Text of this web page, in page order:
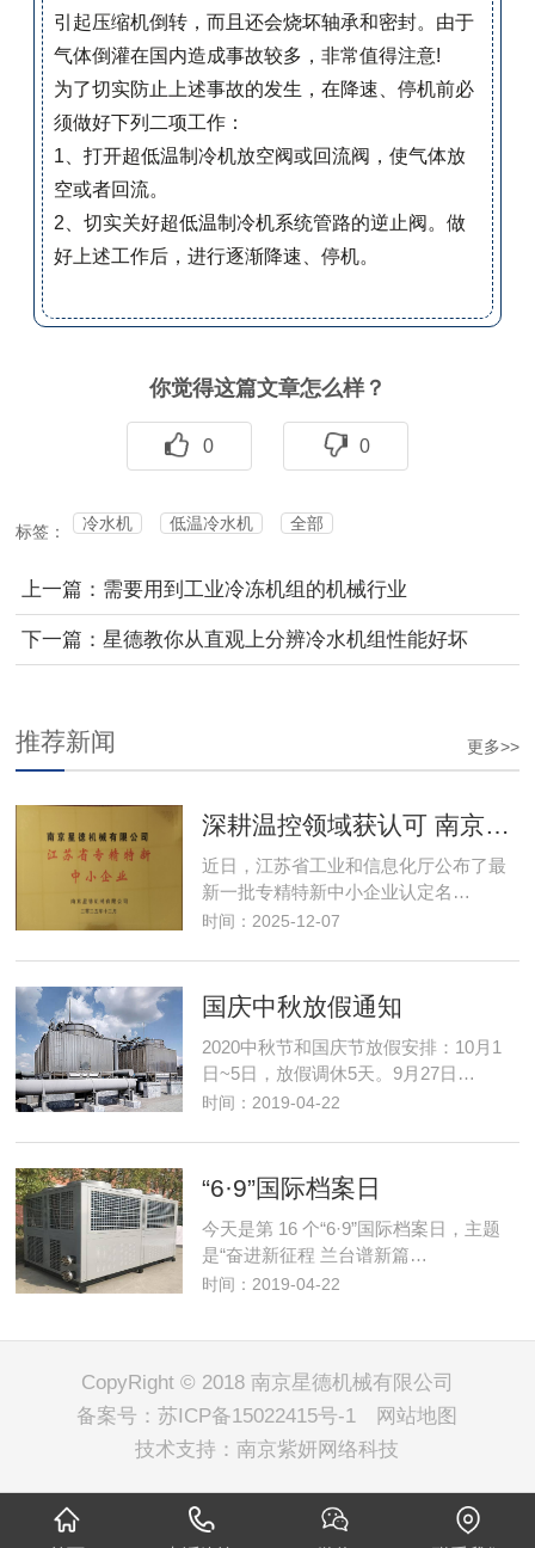
引起压缩机倒转，而且还会烧坏轴承和密封。由于
气体倒灌在国内造成事故较多，非常值得注意!
为了切实防止上述事故的发生，在降速、停机前必
须做好下列二项工作：
1、打开超低温制冷机放空阀或回流阀，使气体放
空或者回流。
2、切实关好超低温制冷机系统管路的逆止阀。做
好上述工作后，进行逐渐降速、停机。
你觉得这篇文章怎么样？
0 0
标签： 冷水机 低温冷水机 全部
上一篇：需要用到工业冷冻机组的机械行业
下一篇：星德教你从直观上分辨冷水机组性能好坏
更多>>
推荐新闻
深耕温控领域获认可 南京星德跻身"专精特新"阵营
近日，江苏省工业和信息化厅公布了最
新一批专精特新中小企业认定名…
时间：2025-12-07
国庆中秋放假通知
2020中秋节和国庆节放假安排：10月1
日~5日，放假调休5天。9月27日…
时间：2019-04-22
“6·9”国际档案日
今天是第 16 个“6·9”国际档案日，主题
是“奋进新征程 兰台谱新篇…
时间：2019-04-22
CopyRight © 2018 南京星德机械有限公司
备案号：苏ICP备15022415号-1
网站地图
技术支持：南京紫妍网络科技